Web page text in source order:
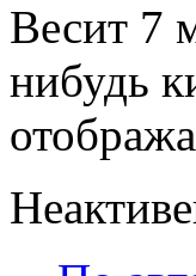
Весит 7
нибудь